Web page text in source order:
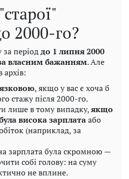
2000-го?
періоддо 1 липня 2000
власним бажанням. Але
архів:
, якщо у вас є хоча б
стажу після 2000-го.
лише в тому випадку,якщо
висока зарплатаабо
(наприклад, за
зарплата була скромною —
собі голову: на суму
не вплине.